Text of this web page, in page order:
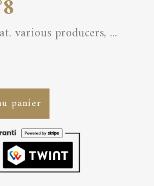
various producers, ...
panier